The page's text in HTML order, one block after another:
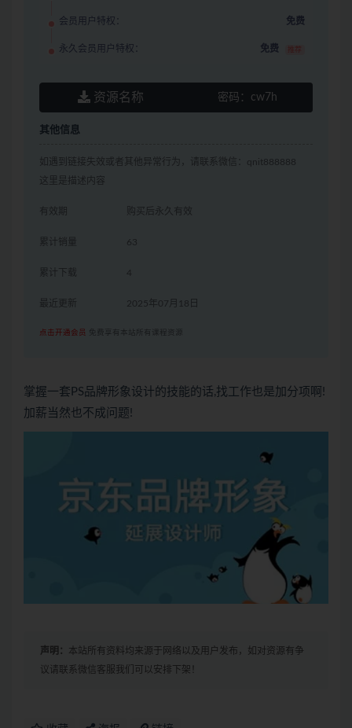
会员用户特权： 免费
永久会员用户特权： 免费 推荐
资源名称 密码： cw7h
其他信息
如遇到链接失效或者其他异常行为，请联系微信：qnit888888
这里是描述内容
有效期 购买后永久有效
累计销量 63
累计下载 4
最近更新 2025年07月18日
点击开通会员 免费享有本站所有课程资源
掌握一套PS品牌形象设计的技能的话,找工作也是加分项啊!
加薪当然也不成问题!
声明： 本站所有资料均来源于网络以及用户发布，如对资源有争
议请联系微信客服我们可以安排下架！